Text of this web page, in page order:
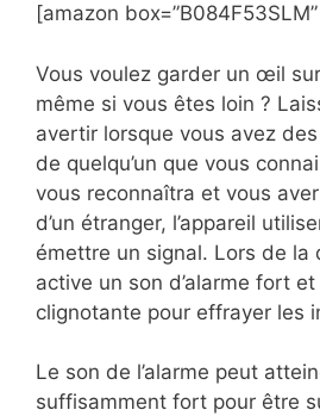
[amazon box=”B084F53SLM”
Vous voulez garder un œil
même si vous êtes loin ?
avertir lorsque vous avez des
de quelqu’un que vous
vous reconnaîtra et vous
d’un étranger, l’appareil
émettre un signal. Lors de la
active un son d’alarme fort
clignotante pour effrayer les
Le son de l’alarme peut
suffisamment fort pour être